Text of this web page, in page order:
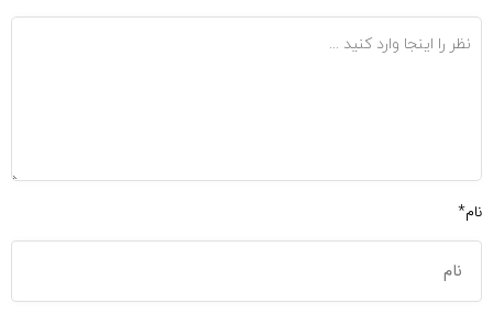
نام*